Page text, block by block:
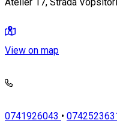
View on map
0741926043 •